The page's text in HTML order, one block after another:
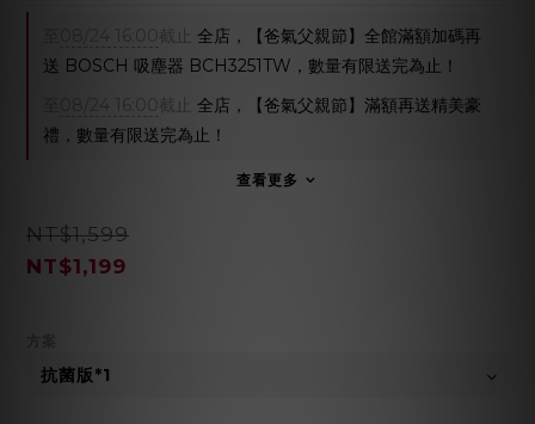
截止
全店，【爸氣父親節】全館滿額加碼再
送 BOSCH 吸塵器 BCH3251TW，數量有限送完為止！
截止
全店，【爸氣父親節】滿額再送精美豪
禮，數量有限送完為止！
查看更多
NT$1,599
NT$1,199